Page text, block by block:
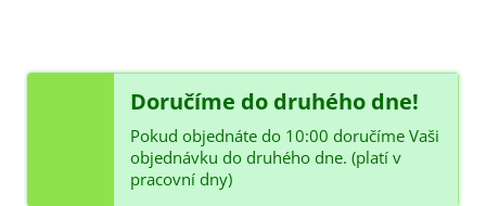
Doručíme do druhého dne!
Pokud objednáte do 10:00 doručíme Vaši
objednávku do druhého dne. (platí v
pracovní dny)